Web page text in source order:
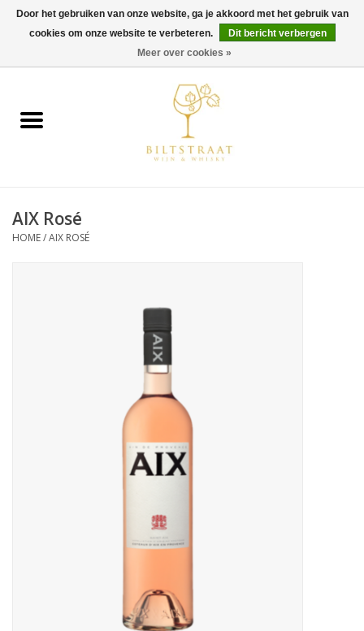
0 Artikelen - €0,00
Wijn
Gin & Tonic
AIX Rosé
HOME/AIX ROSÉ
Door het gebruiken van onze website, ga je akkoord met het gebruik van
cookies om onze website te verbeteren.
Dit bericht verbergen
Meer over cookies »